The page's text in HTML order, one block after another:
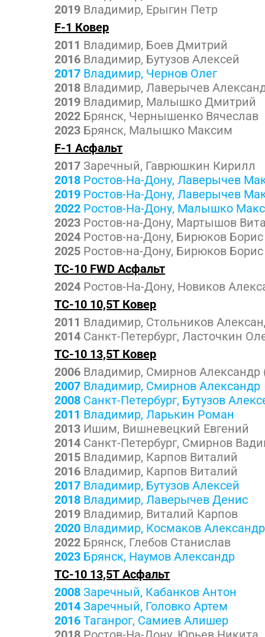
2019 Владимир, Ерыгин Петр
F-1 Ковер
2011 Владимир, Боев Дмитрий
2016 Владимир, Бутузов Алексей
2017 Владимир, Чернов Олег
2018 Владимир, Лаверычев
2019 Владимир, Малышко Дмитрий
2022 Брянск, Чернышенко Вячеслав
2023 Брянск, Малышко Максим
F-1 Асфальт
2017 Заречный, Гаврюшкин Кирилл
2018 Ростов-На-Дону, Лаверычев
2019 Ростов-На-Дону, Лаверычев
2022 Ростов-На-Дону, Малышко
2023 Ростов-на-Дону, Мартышов
2024 Ростов-на-Дону, Бирюков Борис
2025 Ростов-на-Дону, Бирюков Борис
TC-10 FWD Асфальт
2024 Ростов-На-Дону, Новиков
TC-10 10,5Т Ковер
2011 Владимир, Стольников
2014 Санкт-Петербург, Ласточкин
TC-10 13,5Т Ковер
2006 Владимир, Смирнов Александр
2007 Владимир, Смирнов Александр
2008 Санкт-Петербург, Бутузов
2011 Владимир, Ларькин Роман
2013 Ишим, Вишневецкий Евгений
2014 Санкт-Петербург, Смирнов
2015 Владимир, Карпов Виталий
2016 Владимир, Карпов Виталий
2017 Владимир, Бутузов Алексей
2018 Владимир, Лаверычев Денис
2019 Владимир, Виталий Карпов
2020 Владимир, Космаков Александр
2022 Брянск, Глебов Станислав
2023 Брянск, Наумов Александр
TC-10 13,5Т Асфальт
2008 Заречный, Кабанков Антон
2014Заречный, Головко Артем
2016 Таганрог, Самиев Алишер